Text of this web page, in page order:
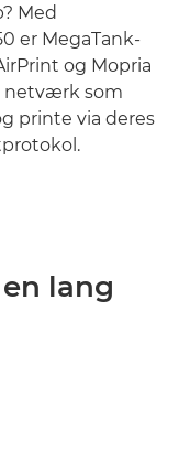
Med
er MegaTank-
og Mopria
netværk som
printe via deres
lang